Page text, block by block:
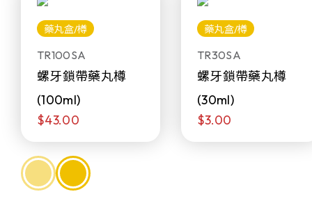
藥丸盒/樽
TR100SA
螺牙鎖帶藥丸樽
(100ml)
$43.00
藥丸盒/樽
TR30SA
螺牙鎖帶藥丸樽
(30ml)
$3.00